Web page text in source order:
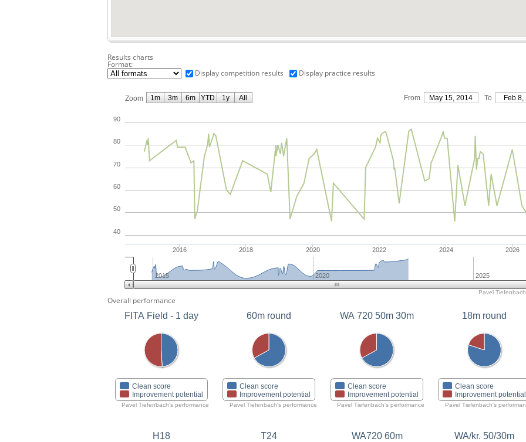
Results charts
Format:
Display competition results
Display practice results
Zoom From May 15, 2014 To Feb 8,
2016 2018 2020 2022 2024 2026
40
50
60
70
80
90
2020
2015 2025
1m 3m 6m YTD 1y All
Pavel
Overall performance
FITA Field - 1 day
Clean score
Improvement potential
Pavel Tiefenbach's performance
60m round
Clean score
Improvement potential
Pavel Tiefenbach's performance
WA 720 50m 30m
Clean score
Improvement potential
Pavel Tiefenbach's performance
18m round
Clean score
Improvement potential
Pavel Tiefenbach's
H18 T24 WA720 60m WA/kr. 50/30m